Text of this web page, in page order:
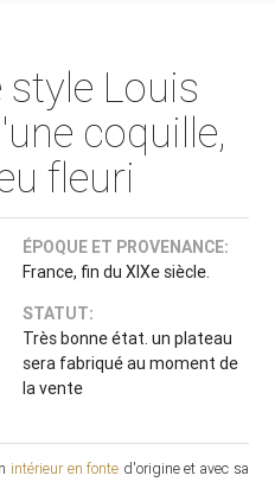
style Louis
coquille,
fleuri
ÉPOQUE ET PROVENANCE:
France, fin du XIXe siècle.
STATUT:
Très bonne état. un plateau
sera fabriqué au moment de
la vente
intérieur en fonte d'origine et avec sa